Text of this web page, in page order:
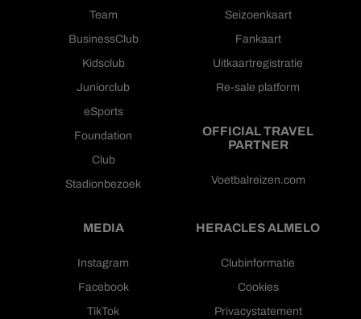
Team
BusinessClub
Kidsclub
Juniorclub
eSports
Foundation
Club
Stadionbezoek
Seizoenkaart
Fankaart
Uitkaartregistratie
Re-sale platform
OFFICIAL TRAVEL
PARTNER
Voetbalreizen.com
MEDIA
Instagram
Facebook
TikTok
HERACLES ALMELO
Clubinformatie
Cookies
Privacystatement